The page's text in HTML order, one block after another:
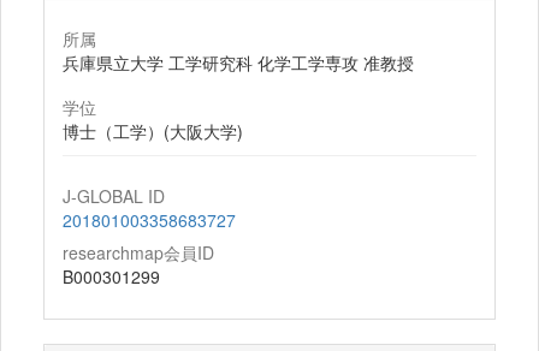
所属
兵庫県立大学 工学研究科 化学工学専攻 准教授
学位
博士（工学）(大阪大学)
J-GLOBAL ID
201801003358683727
researchmap会員ID
B000301299